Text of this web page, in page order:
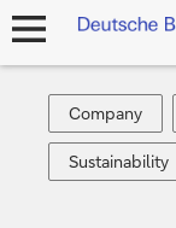
Navigation
Company
Company
Sustainability
Sustainability